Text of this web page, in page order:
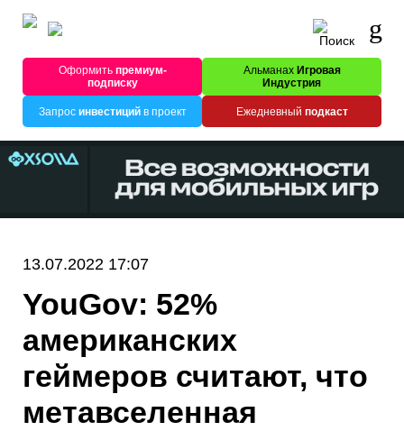
Оформитьпремиум-
подписку
Альманах Игровая
Индустрия
Запрос инвестицийв проект Ежедневный подкаст
13.07.2022 17:07
YouGov: 52%
американских
геймеров считают, что
метавселенная